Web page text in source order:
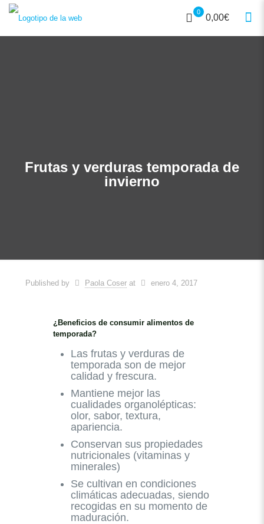
0
0,00€
Frutas y verduras temporada de
invierno
Published by Paola Coser at enero 4, 2017
¿Beneficios de consumir alimentos de
temporada?
Las frutas y verduras de
temporada son de mejor
calidad y frescura.
Mantiene mejor las
cualidades organolépticas:
olor, sabor, textura,
apariencia.
Conservan sus propiedades
nutricionales (vitaminas y
minerales)
Se cultivan en condiciones
climáticas adecuadas, siendo
recogidas en su momento de
maduración.